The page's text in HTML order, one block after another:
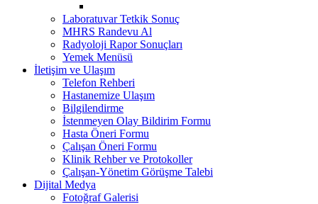
Laboratuvar Tetkik Sonuç
MHRS Randevu Al
Radyoloji Rapor Sonuçları
Yemek Menüsü
İletişim ve Ulaşım
Telefon Rehberi
Hastanemize Ulaşım
Bilgilendirme
İstenmeyen Olay Bildirim Formu
Hasta Öneri Formu
Çalışan Öneri Formu
Klinik Rehber ve Protokoller
Çalışan-Yönetim Görüşme Talebi
Dijital Medya
Fotoğraf Galerisi